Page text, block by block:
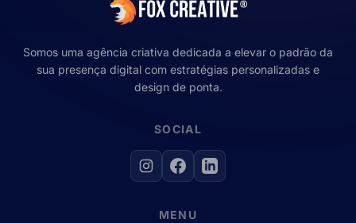
Somos uma agência criativa dedicada a elevar o padrão da
sua presença digital com estratégias personalizadas e
design de ponta.
SOCIAL
MENU